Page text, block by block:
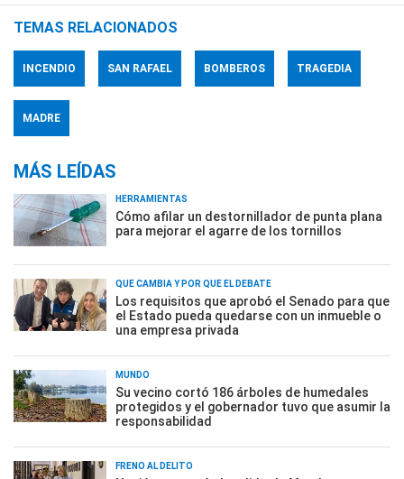
TEMAS RELACIONADOS
INCENDIO SAN RAFAEL BOMBEROS TRAGEDIA
MADRE
MÁS LEÍDAS
HERRAMIENTAS
Cómo afilar un destornillador de punta plana
para mejorar el agarre de los tornillos
QUÉ CAMBIA Y POR QUÉ EL DEBATE
Los requisitos que aprobó el Senado para que
el Estado pueda quedarse con un inmueble o
una empresa privada
MUNDO
Su vecino cortó 186 árboles de humedales
protegidos y el gobernador tuvo que asumir la
responsabilidad
FRENO AL DELITO